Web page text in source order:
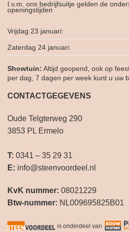
I.v.m. ons bedrijfsuitje gelden de
openingstijden
Vrijdag 23 januari:
Zaterdag 24 januari:
Showtuin: Altijd geopend, ook op
per dag, 7 dagen per week kunt u uw
CONTACTGEGEVENS
Oude Telgterweg 290
3853 PL Ermelo
T: 0341 – 35 29 31
E: info@steenvoordeel.nl
KvK nummer: 08021229
Btw-nummer: NL009695825B01
is onderdeel van